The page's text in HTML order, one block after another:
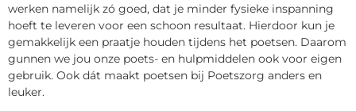
werken namelijk zó goed, dat je minder fysieke inspanning
hoeft te leveren voor een schoon resultaat. Hierdoor kun je
gemakkelijk een praatje houden tijdens het poetsen. Daarom
gunnen we jou onze poets- en hulpmiddelen ook voor eigen
gebruik. Ook dát maakt poetsen bij Poetszorg anders en
leuker.